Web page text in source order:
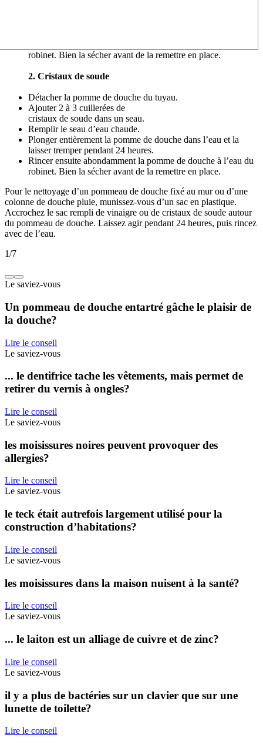
robinet. Bien la sécher avant de la remettre en place.
2. Cristaux de soude
Détacher la pomme de douche du tuyau.
Ajouter 2 à 3 cuillerées de
cristaux de soude dans un seau.
Remplir le seau d’eau chaude.
Plonger entièrement la pomme de douche dans l’eau et la
laisser tremper pendant 24 heures.
Rincer ensuite abondamment la pomme de douche à l’eau du
robinet. Bien la sécher avant de la remettre en place.
Pour le nettoyage d’un pommeau de douche fixé au mur ou d’une
colonne de douche pluie, munissez-vous d’un sac en plastique.
Accrochez le sac rempli de vinaigre ou de cristaux de soude autour
du pommeau de douche. Laissez agir pendant 24 heures, puis rincez
avec de l’eau.
1/7
Le saviez-vous
Un pommeau de douche entartré gâche le plaisir de
la douche?
Lire le conseil
Le saviez-vous
... le dentifrice tache les vêtements, mais permet de
retirer du vernis à ongles?
Lire le conseil
Le saviez-vous
les moisissures noires peuvent provoquer des
allergies?
Lire le conseil
Le saviez-vous
le teck était autrefois largement utilisé pour la
construction d’habitations?
Lire le conseil
Le saviez-vous
les moisissures dans la maison nuisent à la santé?
Lire le conseil
Le saviez-vous
... le laiton est un alliage de cuivre et de zinc?
Lire le conseil
Le saviez-vous
il y a plus de bactéries sur un clavier que sur une
lunette de toilette?
Lire le conseil